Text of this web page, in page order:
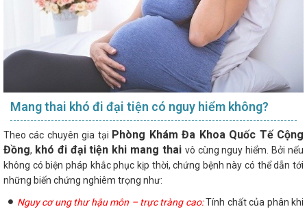
Mang thai khó đi đại tiện có nguy hiểm không?
Theo các chuyên gia tại Phòng Khám Đa Khoa Quốc Tế Cộng
Đồng, khó đi đại tiện khi mang thai vô cùng nguy hiểm. Bởi nếu
không có biện pháp khắc phục kịp thời, chứng bệnh này có thể dẫn tới
những biến chứng nghiêm trọng như:
Nguy cơ ung thư hậu môn – trực tràng cao:Tính chất của phân khi